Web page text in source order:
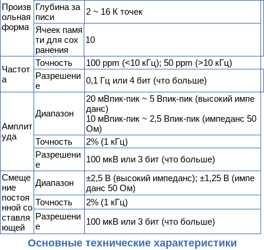
Произв
ольная
форма
Глубина за
писи
2 ~ 16 К точек
Ячеек памя
ти для сох
ранения
10
Частот
а
Точность
100 ppm (<10 кГц); 50 ppm (>10 кГц)
Разрешени
е
0,1 Гц или 4 бит (что больше)
Амплит
уда
Диапазон
20 мВпик-пик ~ 5 Впик-пик (высокий импе
данс)
10 мВпик-пик ~ 2,5 Впик-пик (импеданс 50
Ом)
Точность
2% (1 кГц)
Разрешени
е
100 мкВ или 3 бит (что больше)
Смеще
ние
постоя
нной со
ставля
ющей
Диапазон
±2,5 В (высокий импеданс); ±1,25 В (импе
данс 50 Ом)
Точность
2% (1 кГц)
Разрешени
е
100 мкВ или 3 бит (что больше)
Основные технические характеристики